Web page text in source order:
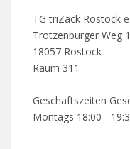
TG triZack Rostock
Trotzenburger Weg
18057 Rostock
Raum 311
Geschäftszeiten
Montags 18:00 -